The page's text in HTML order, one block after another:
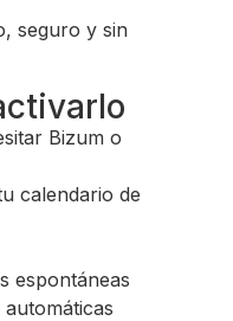
seguro y sin
Bizum o
calendario de
espontáneas